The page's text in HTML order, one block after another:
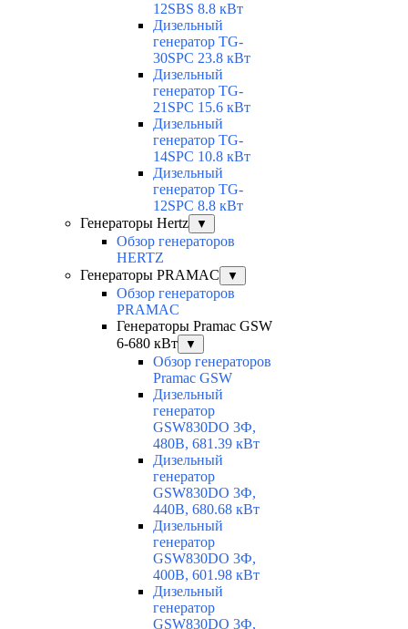
12SBS 8.8 кВт
Дизельный
генератор TG-
30SPC 23.8 кВт
Дизельный
генератор TG-
21SPC 15.6 кВт
Дизельный
генератор TG-
14SPC 10.8 кВт
Дизельный
генератор TG-
12SPC 8.8 кВт
Генераторы Hertz
▼
Обзор генераторов
HERTZ
Генераторы PRAMAC
▼
Обзор генераторов
PRAMAC
Генераторы Pramac GSW
6-680 кВт
▼
Обзор генераторов
Pramac GSW
Дизельный
генератор
GSW830DO 3Ф,
480В, 681.39 кВт
Дизельный
генератор
GSW830DO 3Ф,
440В, 680.68 кВт
Дизельный
генератор
GSW830DO 3Ф,
400В, 601.98 кВт
Дизельный
генератор
GSW830DO 3Ф,